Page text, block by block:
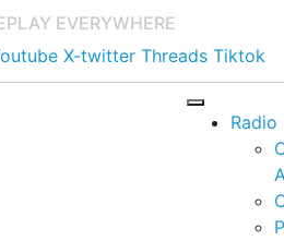
PLAY EVERYWHERE
X-twitter Threads Tiktok
Radio